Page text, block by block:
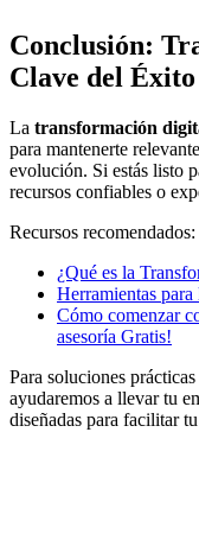
Conclusión:
Clave del Éxito
La transformación
para mantenerte
evolución. Si estás listo
recursos confiables o
Recursos recomendados:
¿Qué es la
Herramientas
Cómo comenzar
asesoría Gratis!
Para soluciones
ayudaremos a llevar tu
diseñadas para facilitar